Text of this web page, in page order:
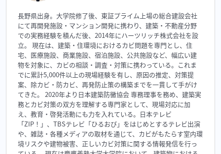
長野県出身。大学院修了後、東証プライム上場の総合建設会社
にて再開発施設・マンション開発に携わり、建築・不動産分野
での実務経験を積んだ後、2014年にハーツリッチ株式会社を設
立。 現在は、建築・住環境におけるカビ問題を専門とし、住
宅、医療施設、商業施設、宿泊施設、公共施設など、幅広い建
物を対象に、カビの相談・調査・対策に携わっている。これま
でに累計5,000件以上の現場経験を有し、原因の推定、対策提
案、除カビ・防カビ、再発防止策の構築までを一貫して手がけ
てきた。 2020年より日本建築防黴協会 専務理事を務め、建築実
務とカビ対策の双方を理解する専門家として、現場対応に加
え、教育・啓発活動にも力を入れている。日本テレビ
「ZIP！」、TBSテレビ「ひるおび」をはじめとするテレビ出演
や、雑誌・各種メディアの取材を通じて、カビがもたらす室内環
境リスクや建物被害、正しいカビ対策に関する情報発信を行っ